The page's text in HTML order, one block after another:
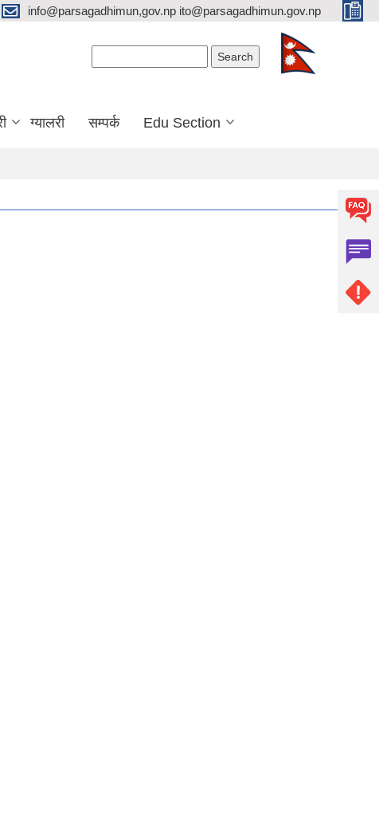
info@parsagadhimun,gov.np ito@parsagadhimun.gov.np
ग्यालरी सम्पर्क Edu Section